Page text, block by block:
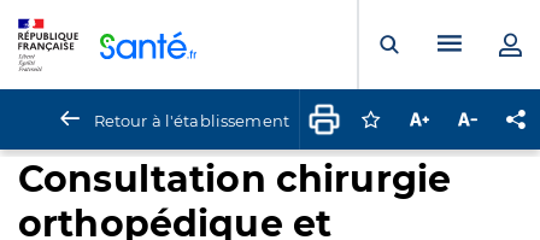
Ouvrir laMenu
Retour à l'établissement Connectez-vous
Augmenter la
Consultation chirurgie
orthopédique et